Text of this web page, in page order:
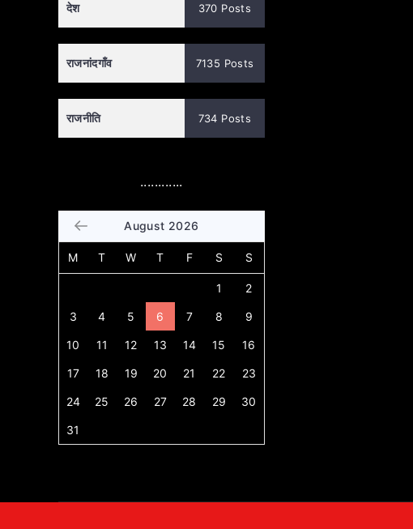
देश 370 Posts
राजनांदगाँव 7135 Posts
राजनीति 734 Posts
............
August 2026
M T W T F S S
1 2
3 4 5 6 7 8 9
10 11 12 13 14 15 16
17 18 19 20 21 22 23
24 25 26 27 28 29 30
31